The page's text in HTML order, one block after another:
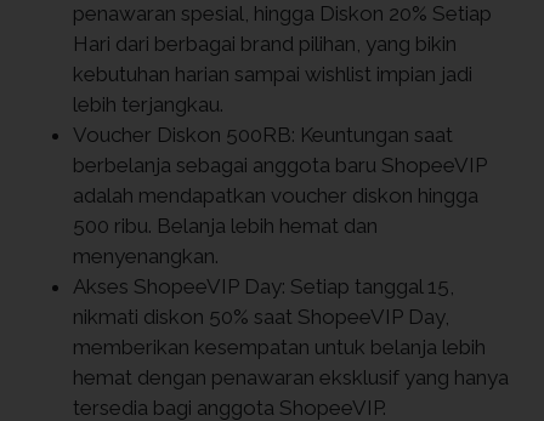
penawaran spesial, hingga Diskon 20% Setiap
Hari dari berbagai brand pilihan, yang bikin
kebutuhan harian sampai wishlist impian jadi
lebih terjangkau.
Voucher Diskon 500RB: Keuntungan saat
berbelanja sebagai anggota baru ShopeeVIP
adalah mendapatkan voucher diskon hingga
500 ribu. Belanja lebih hemat dan
menyenangkan.
Akses ShopeeVIP Day: Setiap tanggal 15,
nikmati diskon 50% saat ShopeeVIP Day,
memberikan kesempatan untuk belanja lebih
hemat dengan penawaran eksklusif yang hanya
tersedia bagi anggota ShopeeVIP.